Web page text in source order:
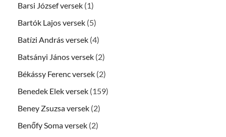
Barsi József versek (1)
Bartók Lajos versek (5)
Batízi András versek (4)
Batsányi János versek (2)
Békássy Ferenc versek (2)
Benedek Elek versek (159)
Beney Zsuzsa versek (2)
Benőfy Soma versek (2)